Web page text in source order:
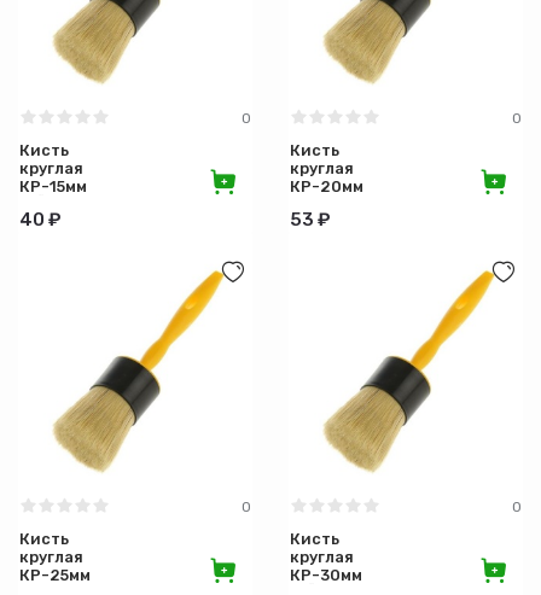
0
Кисть
круглая
КР-15мм
40 ₽
0
Кисть
круглая
КР-20мм
ЖЁЛТАЯ
53 ₽
0
Кисть
круглая
КР-25мм
0
Кисть
круглая
КР-30мм